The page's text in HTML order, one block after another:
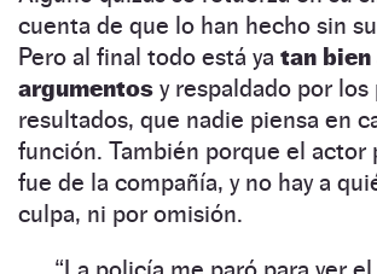
cuenta de que lo han hecho sin
Pero al final todo está ya tan bien
argumentos y respaldado por
resultados, que nadie piensa en
función. También porque el actor
fue de la compañía, y no hay a
culpa, ni por omisión.